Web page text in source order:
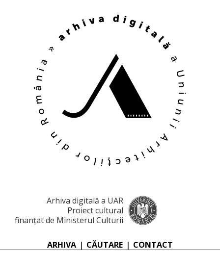
Arhiva digitală a UAR
Proiect cultural
finanțat de Ministerul Culturii
ARHIVA | CĂUTARE | CONTACT